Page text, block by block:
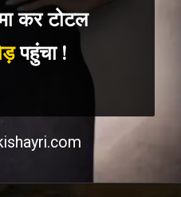
कर टोटल
पहुंचा !